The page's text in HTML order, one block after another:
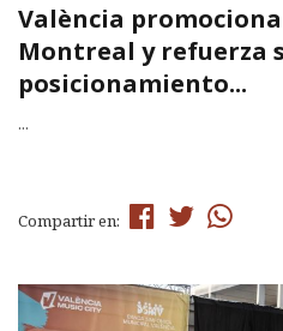
València
Montreal y refuerza
posicionamiento...
...
Compartir en: